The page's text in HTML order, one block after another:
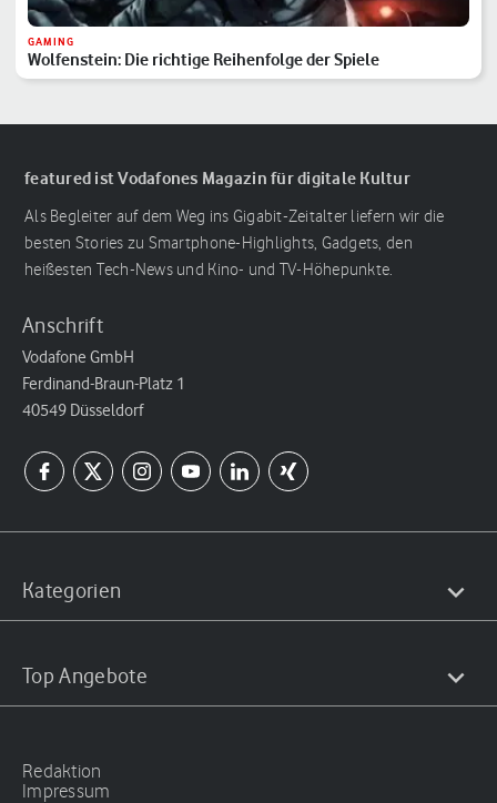
GAMING
Wolfenstein: Die richtige Reihenfolge der Spiele
featured ist Vodafones Magazin für digitale Kultur
Als Begleiter auf dem Weg ins Gigabit-Zeitalter liefern wir die
besten Stories zu Smartphone-Highlights, Gadgets, den
heißesten Tech-News und Kino- und TV-Höhepunkte.
Anschrift
Vodafone GmbH
Ferdinand-Braun-Platz 1
40549 Düsseldorf
Kategorien
Top Angebote
Redaktion
Impressum